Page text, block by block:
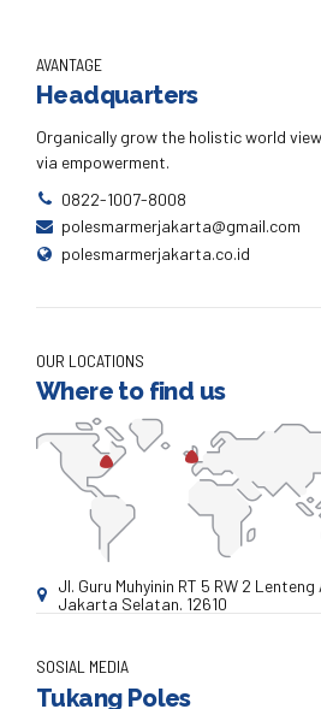
AVANTAGE
Headquarters
Organically grow the holistic world
via empowerment.
0822-1007-8008
polesmarmerjakarta@gmail.com
polesmarmerjakarta.co.id
OUR LOCATIONS
Where to find us
Jl. Guru Muhyinin RT 5 RW 2
Jakarta Selatan. 12610
SOSIAL MEDIA
Tukang Poles